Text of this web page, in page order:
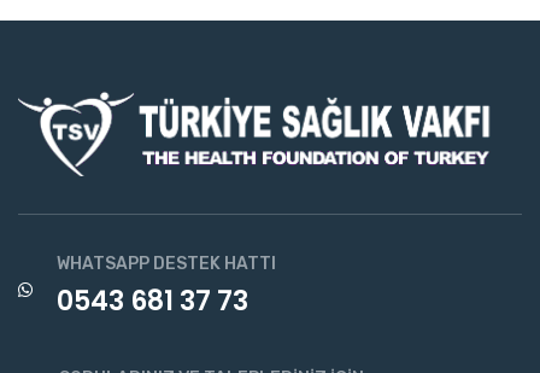
WHATSAPP DESTEK HATTI
0543 681 37 73